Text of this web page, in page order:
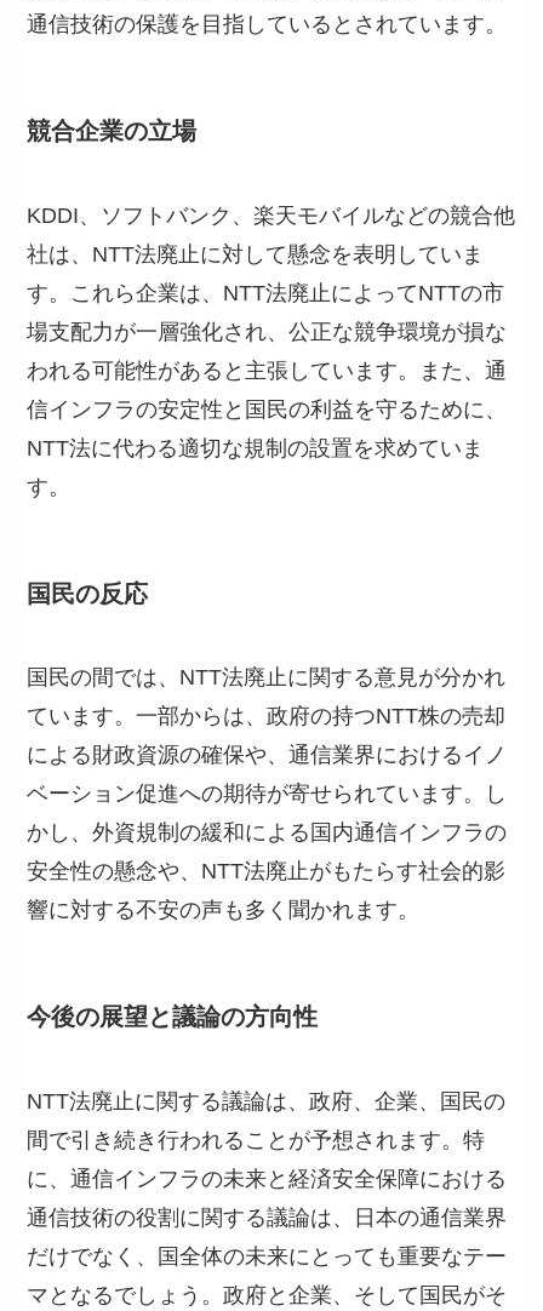
通信技術の保護を目指しているとされています。
競合企業の立場
KDDI、ソフトバンク、楽天モバイルなどの競合他
社は、NTT法廃止に対して懸念を表明していま
す。これら企業は、NTT法廃止によってNTTの市
場支配力が一層強化され、公正な競争環境が損な
われる可能性があると主張しています。また、通
信インフラの安定性と国民の利益を守るために、
NTT法に代わる適切な規制の設置を求めていま
す。
国民の反応
国民の間では、NTT法廃止に関する意見が分かれ
ています。一部からは、政府の持つNTT株の売却
による財政資源の確保や、通信業界におけるイノ
ベーション促進への期待が寄せられています。し
かし、外資規制の緩和による国内通信インフラの
安全性の懸念や、NTT法廃止がもたらす社会的影
響に対する不安の声も多く聞かれます。
今後の展望と議論の方向性
NTT法廃止に関する議論は、政府、企業、国民の
間で引き続き行われることが予想されます。特
に、通信インフラの未来と経済安全保障における
通信技術の役割に関する議論は、日本の通信業界
だけでなく、国全体の未来にとっても重要なテー
マとなるでしょう。政府と企業、そして国民がそ